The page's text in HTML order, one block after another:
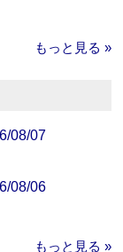
もっと見る »
08/07
08/06
もっと見る »